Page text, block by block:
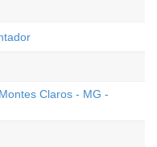
Claros - MG -